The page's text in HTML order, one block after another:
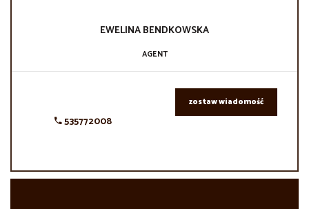
EWELINABENDKOWSKA
AGENT
535772008
zostaw wiadomość